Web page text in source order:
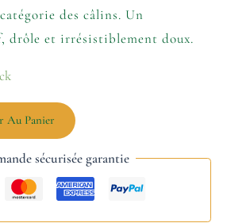
des câlins. Un
drôle et irrésistiblement doux.
Au Panier
sécurisée garantie